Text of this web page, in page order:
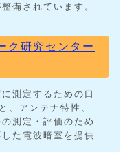
備されています。
ク研究センター
測定するための口
、アンテナ特性、
測定・評価のため
た電波暗室を提供